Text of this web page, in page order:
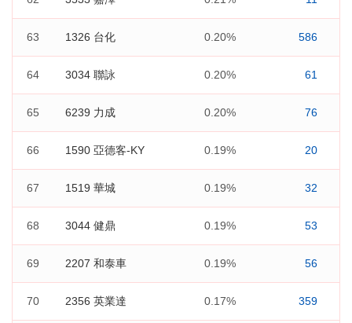
63 1326 台化 0.20% 586
64 3034 聯詠 0.20% 61
65 6239 力成 0.20% 76
66 1590 亞德客-KY 0.19% 20
67 1519 華城 0.19% 32
68 3044 健鼎 0.19% 53
69 2207 和泰車 0.19% 56
70 2356 英業達 0.17% 359